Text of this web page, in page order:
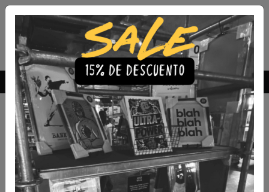
Envío Gratis a todo Chile comprando 3 o más productos